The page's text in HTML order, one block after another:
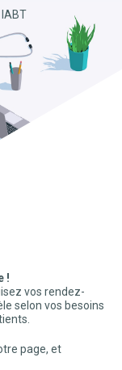
!
vos rendez-
selon vos besoins
page, et